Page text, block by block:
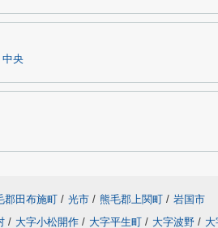
中央
郡田布施町 / 光市 / 熊毛郡上関町 / 岩国市
/ 大字小松開作 / 大字平生町 / 大字波野 /